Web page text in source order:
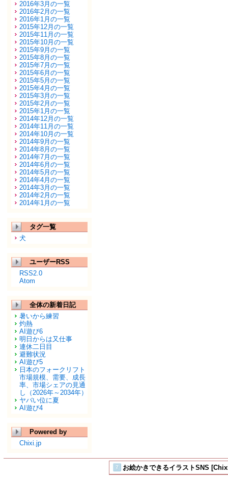
2016年3月の一覧
2016年2月の一覧
2016年1月の一覧
2015年12月の一覧
2015年11月の一覧
2015年10月の一覧
2015年9月の一覧
2015年8月の一覧
2015年7月の一覧
2015年6月の一覧
2015年5月の一覧
2015年4月の一覧
2015年3月の一覧
2015年2月の一覧
2015年1月の一覧
2014年12月の一覧
2014年11月の一覧
2014年10月の一覧
2014年9月の一覧
2014年8月の一覧
2014年7月の一覧
2014年6月の一覧
2014年5月の一覧
2014年4月の一覧
2014年3月の一覧
2014年2月の一覧
2014年1月の一覧
タグ一覧
犬
ユーザーRSS
RSS2.0
Atom
全体の新着日記
暑いから練習
灼熱
AI遊び6
明日からは又仕事
連休二日目
避難状況
AI遊び5
日本のフォークリフト
市場規模、需要、成長
率、市場シェアの見通
し（2026年～2034年）
ヤバい位に夏
AI遊び4
Powered by
Chixi.jp
お絵かきできるイラストSNS